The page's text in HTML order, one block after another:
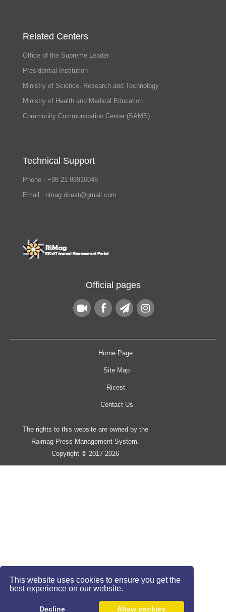
This website uses cookies to ensure you get the
best experience on our website.
Decline Allow cookies
Related Centers
Office of the Supreme Leader
Presidential Institution
Ministry of Science, Research and Technology
Ministry of Health and Medical Education
Community Communication Center (SAMS)
Technical Support
Phone : +98 21 88910048
Email : rimag.ricest@gmail.com
Official pages
Home Page
Site Map
Ricest
Contact Us
The rights to this website are owned by the
Raimag Press Management System.
Copyright © 2017-2026